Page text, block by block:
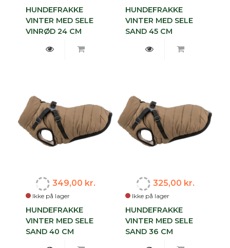
HUNDEFRAKKE
VINTER MED SELE
VINRØD 24 CM
HUNDEFRAKKE
VINTER MED SELE
SAND 45 CM
Ikke på lager
349,00 kr.
HUNDEFRAKKE
VINTER MED SELE
SAND 40 CM
Ikke på lager
325,00 kr.
HUNDEFRAKKE
VINTER MED SELE
SAND 36 CM